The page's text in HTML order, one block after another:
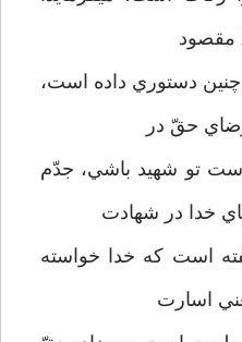
مقصود
دستوري داده است،
حقّ در
تو شهيد باشي، جدّم
خدا در شهادت
است كه خدا خواسته
اسارت